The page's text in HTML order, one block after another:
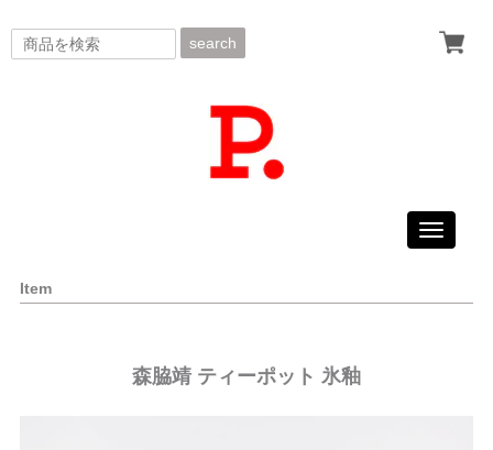
search
Toggle
Item
森脇靖 ティーポット 氷釉